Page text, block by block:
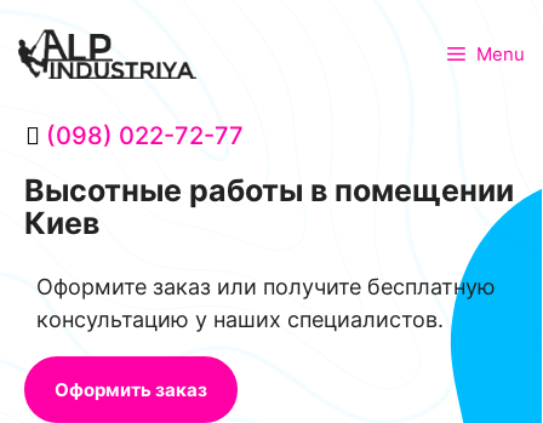
Menu
(098) 022-72-77
Высотные работы в помещении
Киев
Оформите заказ или получите бесплатную
консультацию у наших специалистов.
Оформить заказ